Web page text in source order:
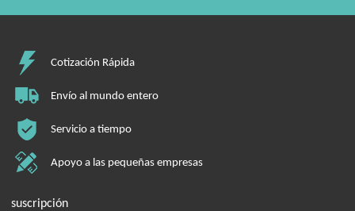
Cotización Rápida
Envío al mundo entero
Servicio a tiempo
Apoyo a las pequeñas empresas
suscripción